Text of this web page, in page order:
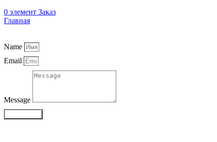
0 элемент Заказ
Главная
Name
Email
Message